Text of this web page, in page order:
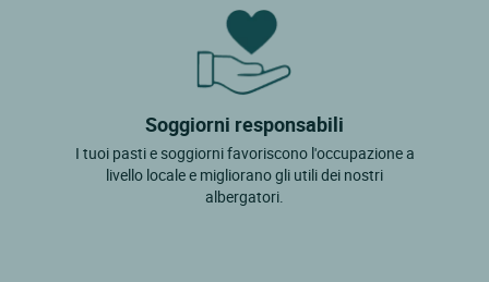
Soggiorni responsabili
I tuoi pasti e soggiorni favoriscono l'occupazione a
livello locale e migliorano gli utili dei nostri
albergatori.